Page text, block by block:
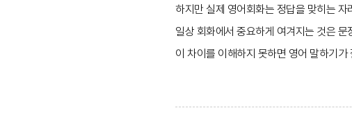
하지만 실제 영어회화는 정답을 맞히는 자
일상 회화에서 중요하게 여겨지는 것은
이 차이를 이해하지 못하면 영어 말하기